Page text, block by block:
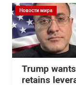
Новости мира
Trump
retains